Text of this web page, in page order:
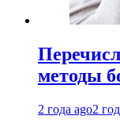
методы
2 года ago2